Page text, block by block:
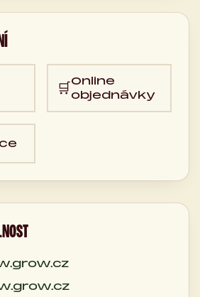
🛒Online
objednávky